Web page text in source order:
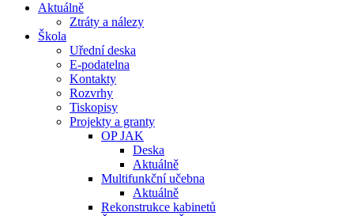
Aktuálně
Ztráty a nálezy
Škola
Uřední deska
E-podatelna
Kontakty
Rozvrhy
Tiskopisy
Projekty a granty
OP JAK
Deska
Aktuálně
Multifunkční učebna
Aktuálně
Rekonstrukce kabinetů